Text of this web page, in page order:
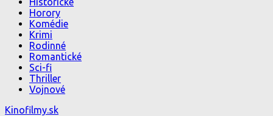
Horory
Komédie
Krimi
Rodinné
Romantické
Sci-fi
Thriller
Vojnové
Kinofilmy.sk